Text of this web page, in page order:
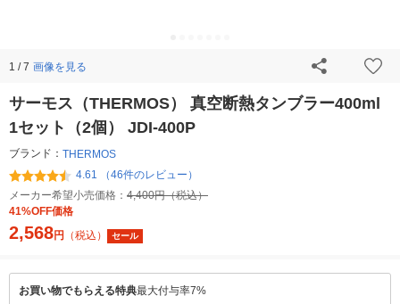
1 / 7 画像を見る
サーモス（THERMOS） 真空断熱タンブラー400ml
1セット（2個） JDI-400P
ブランド： THERMOS
4.61 （46件のレビュー）
メーカー希望小売価格： 4,400円（税込）
41%OFF価格
2,568円 （税込） セール
お買い物でもらえる特典最大付与率7%